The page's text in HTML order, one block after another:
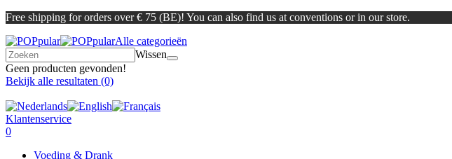
Free shipping for orders over € 75 (BE)! You can also find us at conventions or in our store.
Alle categorieën
Wissen
Geen producten gevonden!
Bekijk alle resultaten (0)
Klantenservice
0
Voeding & Drank